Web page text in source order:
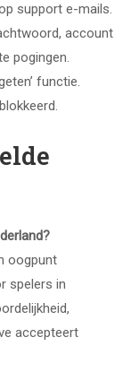
support e-mails.
account
pogingen.
functie.
oogpunt
spelers in
accepteert